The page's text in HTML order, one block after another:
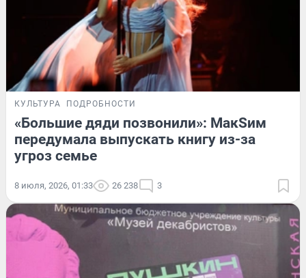
КУЛЬТУРА ПОДРОБНОСТИ
«Большие дяди позвонили»: МакSим
передумала выпускать книгу из-за
угроз семье
8 июля, 2026, 01:33 26 238 3